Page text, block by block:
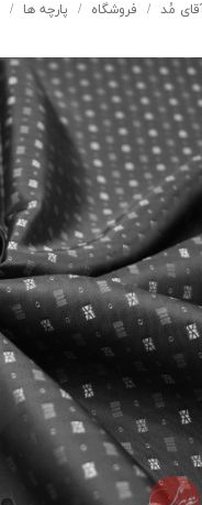
مُد فروشگاه پارچه ها